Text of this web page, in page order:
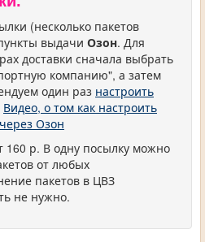
(несколько пакетов
выдачи Озон. Для
доставки сначала выбрать
компанию", а затем
один раз настроить
Видео, о том как настроить
Озон
160 р. В одну посылку можно
от любых
пакетов в ЦВЗ
не нужно.